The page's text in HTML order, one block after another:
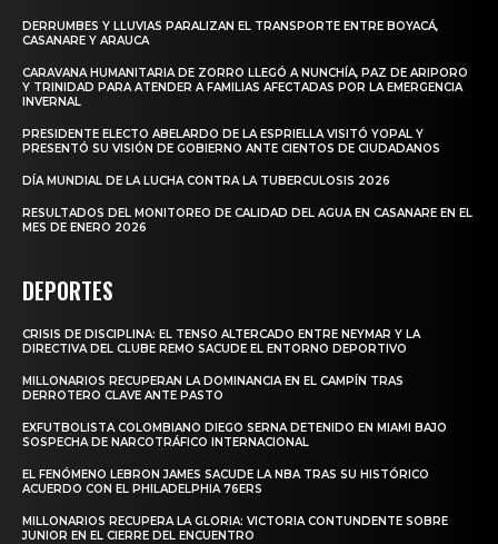
DERRUMBES Y LLUVIAS PARALIZAN EL TRANSPORTE ENTRE BOYACÁ,
CASANARE Y ARAUCA
CARAVANA HUMANITARIA DE ZORRO LLEGÓ A NUNCHÍA, PAZ DE ARIPORO
Y TRINIDAD PARA ATENDER A FAMILIAS AFECTADAS POR LA EMERGENCIA
INVERNAL
PRESIDENTE ELECTO ABELARDO DE LA ESPRIELLA VISITÓ YOPAL Y
PRESENTÓ SU VISIÓN DE GOBIERNO ANTE CIENTOS DE CIUDADANOS
DÍA MUNDIAL DE LA LUCHA CONTRA LA TUBERCULOSIS 2026
RESULTADOS DEL MONITOREO DE CALIDAD DEL AGUA EN CASANARE EN EL
MES DE ENERO 2026
DEPORTES
CRISIS DE DISCIPLINA: EL TENSO ALTERCADO ENTRE NEYMAR Y LA
DIRECTIVA DEL CLUBE REMO SACUDE EL ENTORNO DEPORTIVO
MILLONARIOS RECUPERAN LA DOMINANCIA EN EL CAMPÍN TRAS
DERROTERO CLAVE ANTE PASTO
EXFUTBOLISTA COLOMBIANO DIEGO SERNA DETENIDO EN MIAMI BAJO
SOSPECHA DE NARCOTRÁFICO INTERNACIONAL
EL FENÓMENO LEBRON JAMES SACUDE LA NBA TRAS SU HISTÓRICO
ACUERDO CON EL PHILADELPHIA 76ERS
MILLONARIOS RECUPERA LA GLORIA: VICTORIA CONTUNDENTE SOBRE
JUNIOR EN EL CIERRE DEL ENCUENTRO